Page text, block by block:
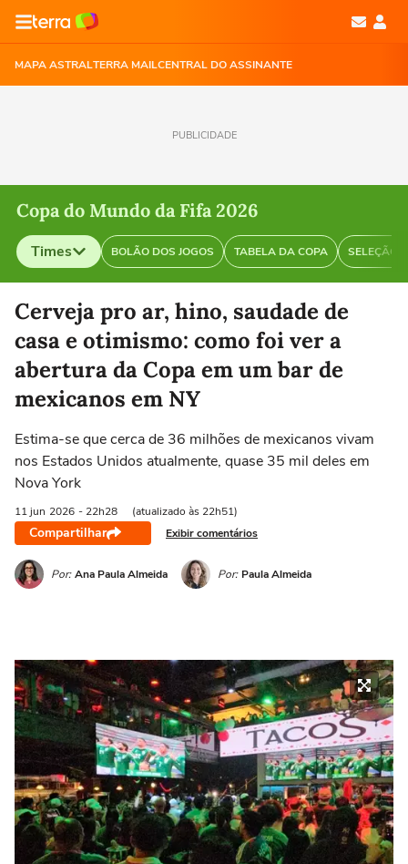
MAPA ASTRALTERRA MAILCENTRAL DO ASSINANTE
PUBLICIDADE
Copa do Mundo da Fifa 2026
Times BOLÃO DOS JOGOS TABELA DA COPA SELEÇÃO
Selecione o time para ver as notícias
Cerveja pro ar, hino, saudade de
casa e otimismo: como foi ver a
abertura da Copa em um bar de
mexicanos em NY
Estima-se que cerca de 36 milhões de mexicanos vivam
nos Estados Unidos atualmente, quase 35 mil deles em
Nova York
11 jun 2026 - 22h28 (atualizado às 22h51)
Compartilhar Exibir comentários
Por: Ana Paula Almeida Por: Paula Almeida